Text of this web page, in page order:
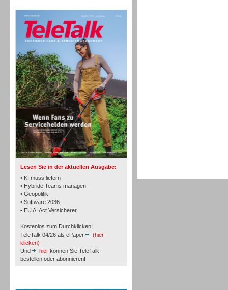
Lesen Sie in der aktuellen Ausgabe:
• KI muss liefern
• Hybride Teams managen
• Geopolitik
• Software 2036
• EU AI Act Versicherer
Kostenlos zum Durchklicken:
TeleTalk 04/26 als ePaper
(hier
klicken)
Und
hier können Sie TeleTalk
bestellen oder abonnieren!
TK- und ACD-Systeme
Workforce-Management